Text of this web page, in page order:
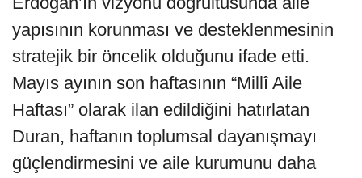
yapısının korunması ve desteklenmesinin
stratejik bir öncelik olduğunu ifade etti.
Mayıs ayının son haftasının “Millî Aile
Haftası” olarak ilan edildiğini hatırlatan
Duran, haftanın toplumsal dayanışmayı
güçlendirmesini ve aile kurumunu daha